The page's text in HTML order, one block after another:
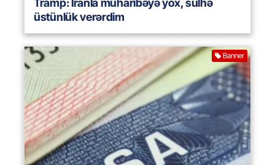
Tramp: İranla müharibəyə yox, sülhə
üstünlük verərdim
Banner